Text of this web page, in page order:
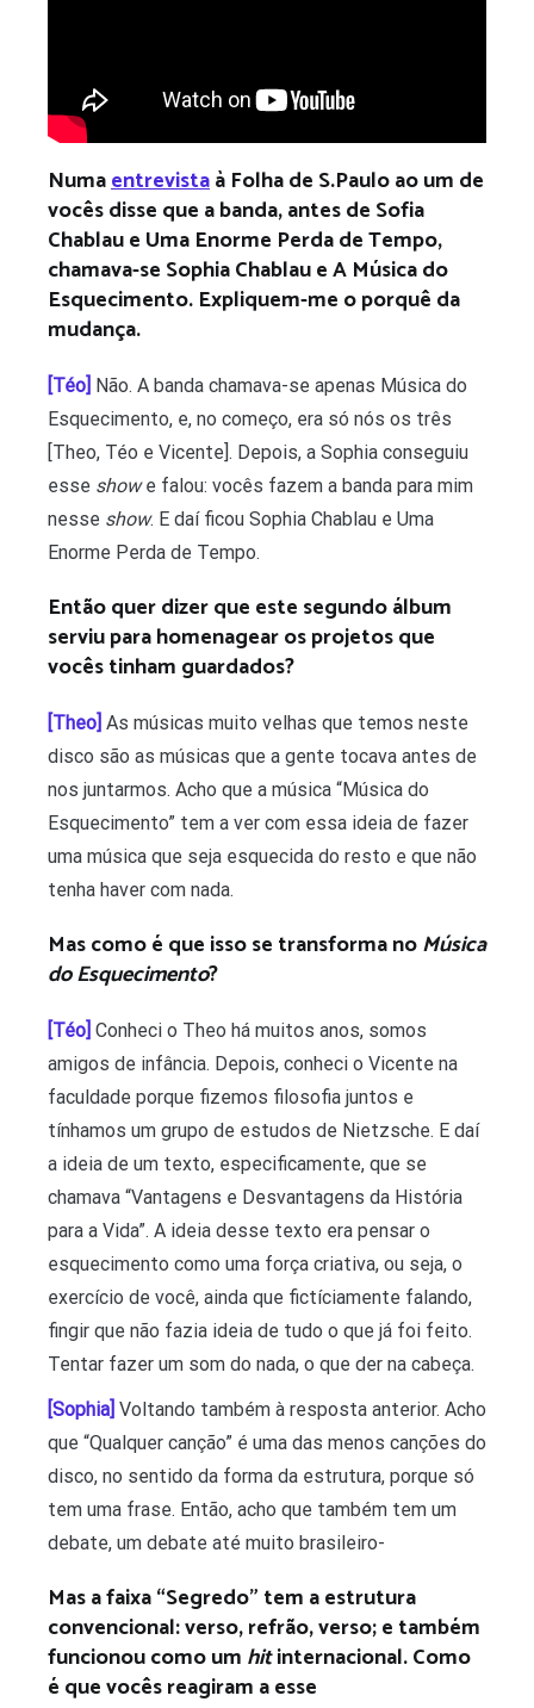
Numaentrevistaà Folha de S.Paulo ao um de
vocês disse que a banda, antes de Sofia
Chablau e Uma Enorme Perda de Tempo,
chamava-se Sophia Chablau e A Música do
Esquecimento. Expliquem-me o porquê da
mudança.
[Téo] Não. A banda chamava-se apenas Música do
Esquecimento, e, no começo, era só nós os três
[Theo, Téo e Vicente]. Depois, a Sophia conseguiu
esse showe falou: vocês fazem a banda para mim
nesse show. E daí ficou Sophia Chablau e Uma
Enorme Perda de Tempo.
Então quer dizer que este segundo álbum
serviu para homenagear os projetos que
vocês tinham guardados?
[Theo] As músicas muito velhas que temos neste
disco são as músicas que a gente tocava antes de
nos juntarmos. Acho que a música “Música do
Esquecimento” tem a ver com essa ideia de fazer
uma música que seja esquecida do resto e que não
tenha haver com nada.
Mas como é que isso se transforma noMúsica
do Esquecimento?
[Téo] Conheci o Theo há muitos anos, somos
amigos de infância. Depois, conheci o Vicente na
faculdade porque fizemos filosofia juntos e
tínhamos um grupo de estudos de Nietzsche. E daí
a ideia de um texto, especificamente, que se
chamava “Vantagens e Desvantagens da História
para a Vida”. A ideia desse texto era pensar o
esquecimento como uma força criativa, ou seja, o
exercício de você, ainda que fictíciamente falando,
fingir que não fazia ideia de tudo o que já foi feito.
Tentar fazer um som do nada, o que der na cabeça.
[Sophia] Voltando também à resposta anterior. Acho
que “Qualquer canção” é uma das menos canções do
disco, no sentido da forma da estrutura, porque só
tem uma frase. Então, acho que também tem um
debate, um debate até muito brasileiro-
Mas a faixa “Segredo” tem a estrutura
convencional: verso, refrão, verso; e também
funcionou como um hitinternacional. Como
é que vocês reagiram a esse